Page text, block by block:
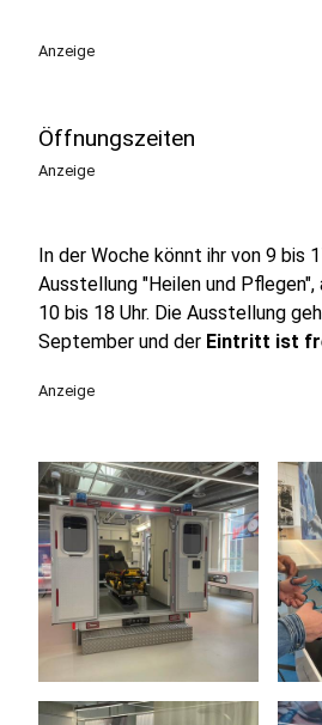
Anzeige
Öffnungszeiten
Anzeige
In der Woche könnt ihr von 9 bis
Ausstellung "Heilen und Pflegen",
10 bis 18 Uhr. Die Ausstellung
September und der Eintritt ist
Anzeige